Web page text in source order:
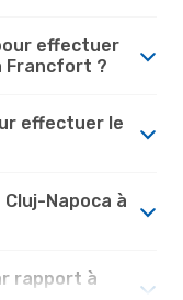
effectuer
Francfort ?
effectuer le
Napoca à
rapport à